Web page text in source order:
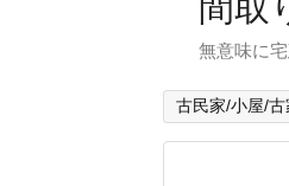
無意味に
古民家/小屋/